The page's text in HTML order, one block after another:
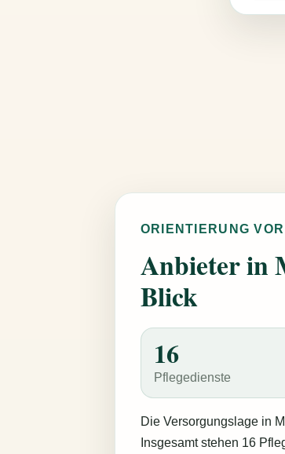
ORIENTIERUNG
Anbieter in
Blick
16
Pflegedienste
Die Versorgungslage in
Insgesamt stehen 16